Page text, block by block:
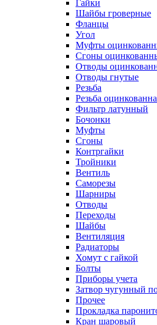
Гайки
Шайбы гроверные
Фланцы
Угол
Муфты
Сгоны
Отводы
Отводы гнутые
Резьба
Резьба
Фильтр латунный
Бочонки
Муфты
Сгоны
Контргайки
Тройники
Вентиль
Саморезы
Шарниры
Отводы
Переходы
Шайбы
Вентиляция
Радиаторы
Хомут с гайкой
Болты
Приборы учета
Затвор чугунный
Прочее
Прокладка
Кран шаровый